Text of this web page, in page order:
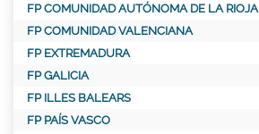
FP COMUNIDAD AUTÓNOMA DE LA RIOJA
FP COMUNIDAD VALENCIANA
FP EXTREMADURA
FP GALICIA
FP ILLES BALEARS
FP PAÍS VASCO